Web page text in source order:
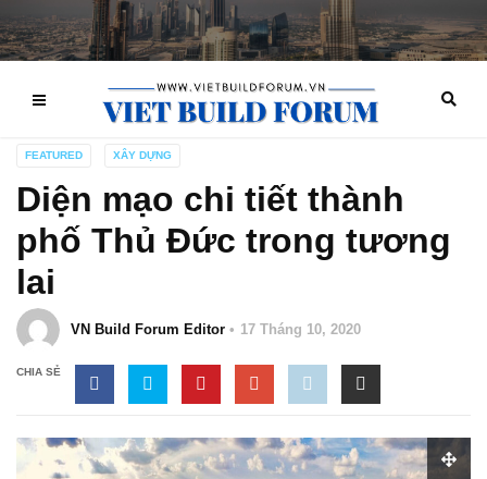
FEATURED XÂY DỰNG
Diện mạo chi tiết thành
phố Thủ Đức trong tương
lai
VN Build Forum Editor 17 Tháng 10, 2020
CHIA SẺ